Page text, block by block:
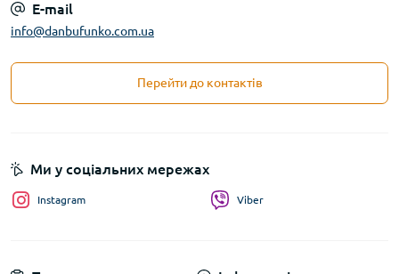
E-mail
info@danbufunko.com.ua
Перейти до контактів
Ми у соціальних мережах
Instagram Viber